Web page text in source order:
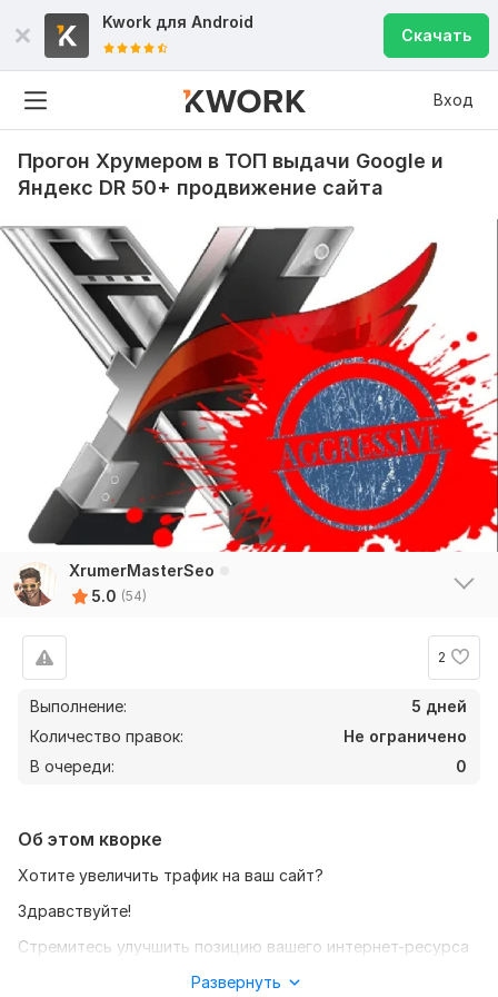
Kwork для Android
Скачать
Вход
Прогон Хрумером в ТОП выдачи Google и
Яндекс DR 50+ продвижение сайта
XrumerMasterSeo
5.0 (54)
2
Выполнение:
5 дней
Количество правок:
Не ограничено
В очереди:
0
Об этом кворке
Хотите увеличить трафик на ваш сайт?
Здравствуйте!
Стремитесь улучшить позицию вашего интернет-ресурса
Развернуть
Рейтинги по критериям